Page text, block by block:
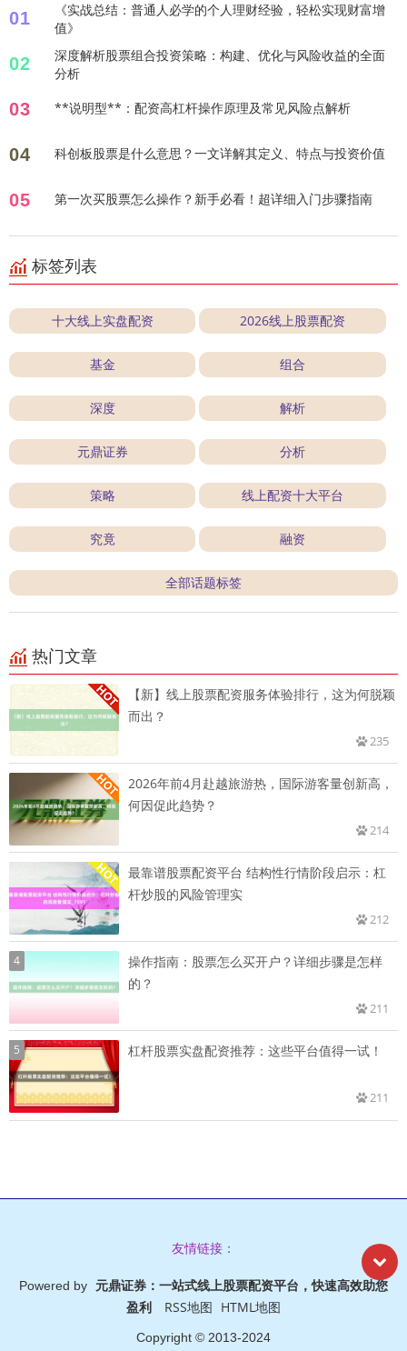
01
《实战总结：普通人必学的个人理财经验，轻松实现财富增
值》
02
深度解析股票组合投资策略：构建、优化与风险收益的全面
分析
03 **说明型**：配资高杠杆操作原理及常见风险点解析
04 科创板股票是什么意思？一文详解其定义、特点与投资价值
05 第一次买股票怎么操作？新手必看！超详细入门步骤指南
标签列表
十大线上实盘配资 2026线上股票配资
基金 组合
深度 解析
元鼎证券 分析
策略 线上配资十大平台
究竟 融资
全部话题标签
热门文章
【新】线上股票配资服务体验排行，这为何脱颖
而出？
235
2026年前4月赴越旅游热，国际游客量创新高，
何因促此趋势？
214
最靠谱股票配资平台 结构性行情阶段启示：杠
杆炒股的风险管理实
212
4
操作指南：股票怎么买开户？详细步骤是怎样
的？
211
5 杠杆股票实盘配资推荐：这些平台值得一试！
211
友情链接：
Powered by
元鼎证券：一站式线上股票配资平台，快速高效助您
盈利
RSS地图 HTML地图
Copyright © 2013-2024